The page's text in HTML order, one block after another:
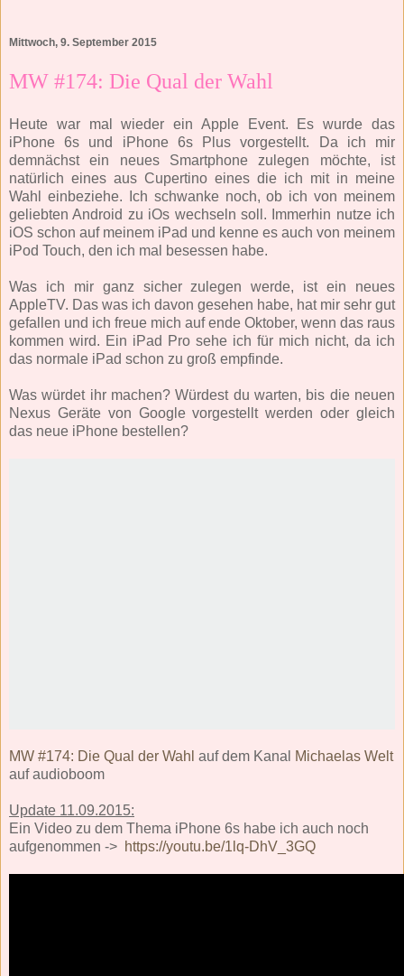
Mittwoch, 9. September 2015
MW #174: Die Qual der Wahl
Heute war mal wieder ein Apple Event. Es wurde das
iPhone 6s und iPhone 6s Plus vorgestellt. Da ich mir
demnächst ein neues Smartphone zulegen möchte, ist
natürlich eines aus Cupertino eines die ich mit in meine
Wahl einbeziehe. Ich schwanke noch, ob ich von meinem
geliebten Android zu iOs wechseln soll. Immerhin nutze ich
iOS schon auf meinem iPad und kenne es auch von meinem
iPod Touch, den ich mal besessen habe.
Was ich mir ganz sicher zulegen werde, ist ein neues
AppleTV. Das was ich davon gesehen habe, hat mir sehr gut
gefallen und ich freue mich auf ende Oktober, wenn das raus
kommen wird. Ein iPad Pro sehe ich für mich nicht, da ich
das normale iPad schon zu groß empfinde.
Was würdet ihr machen? Würdest du warten, bis die neuen
Nexus Geräte von Google vorgestellt werden oder gleich
das neue iPhone bestellen?
MW #174: Die Qual der Wahl auf dem Kanal
Michaelas Welt
auf audioboom
Update 11.09.2015:
Ein Video zu dem Thema iPhone 6s habe ich auch noch
aufgenommen -> https://youtu.be/1lq-DhV_3GQ